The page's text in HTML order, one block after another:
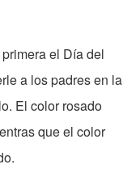
el Día del
a los padres en la
El color rosado
que el color